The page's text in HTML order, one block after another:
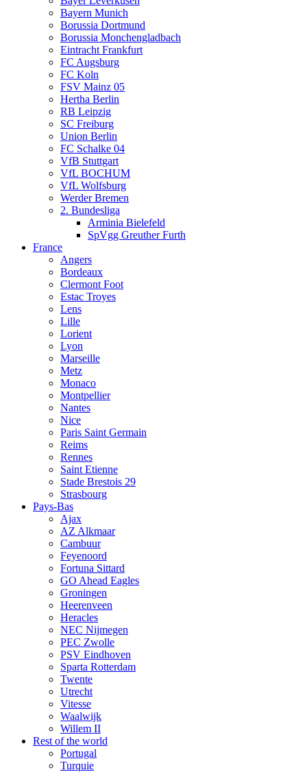
Bayern Munich
Borussia Dortmund
Borussia Monchengladbach
Eintracht Frankfurt
FC Augsburg
FC Koln
FSV Mainz 05
Hertha Berlin
RB Leipzig
SC Freiburg
Union Berlin
FC Schalke 04
VfB Stuttgart
VfL BOCHUM
VfL Wolfsburg
Werder Bremen
2. Bundesliga
Arminia Bielefeld
SpVgg Greuther Furth
France
Angers
Bordeaux
Clermont Foot
Estac Troyes
Lens
Lille
Lorient
Lyon
Marseille
Metz
Monaco
Montpellier
Nantes
Nice
Paris Saint Germain
Reims
Rennes
Saint Etienne
Stade Brestois 29
Strasbourg
Pays-Bas
Ajax
AZ Alkmaar
Cambuur
Feyenoord
Fortuna Sittard
GO Ahead Eagles
Groningen
Heerenveen
Heracles
NEC Nijmegen
PEC Zwolle
PSV Eindhoven
Sparta Rotterdam
Twente
Utrecht
Vitesse
Waalwijk
Willem II
Rest of the world
Portugal
Turquie